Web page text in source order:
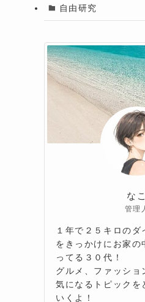
自由研究
なこ
管理
１年で２５キロの
をきっかけにお家の
ってる３０代！
グルメ、ファッショ
気になるトピックを
いくよ！